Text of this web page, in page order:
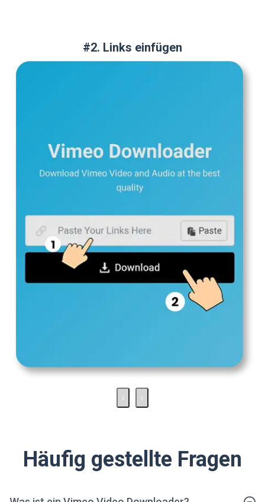
#2. Links einfügen
‹ ›
Häufig gestellte Fragen